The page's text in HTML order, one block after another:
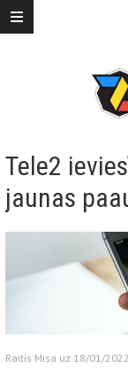
Tele2
jaunas
Raitis Misa uz 18/01/